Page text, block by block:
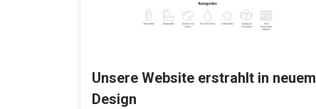
Unsere Website erstrahlt in neuem
Design